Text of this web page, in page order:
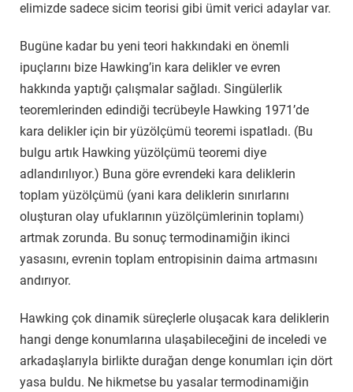
elimizde sadece sicim teorisi gibi ümit verici adaylar var.
Bugüne kadar bu yeni teori hakkındaki en önemli
ipuçlarını bize Hawking’in kara delikler ve evren
hakkında yaptığı çalışmalar sağladı. Singülerlik
teoremlerinden edindiği tecrübeyle Hawking 1971’de
kara delikler için bir yüzölçümü teoremi ispatladı. (Bu
bulgu artık Hawking yüzölçümü teoremi diye
adlandırılıyor.) Buna göre evrendeki kara deliklerin
toplam yüzölçümü (yani kara deliklerin sınırlarını
oluşturan olay ufuklarının yüzölçümlerinin toplamı)
artmak zorunda. Bu sonuç termodinamiğin ikinci
yasasını, evrenin toplam entropisinin daima artmasını
andırıyor.
Hawking çok dinamik süreçlerle oluşacak kara deliklerin
hangi denge konumlarına ulaşabileceğini de inceledi ve
arkadaşlarıyla birlikte durağan denge konumları için dört
yasa buldu. Ne hikmetse bu yasalar termodinamiğin